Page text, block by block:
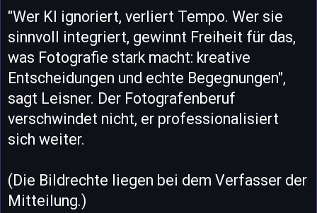
"Wer KI ignoriert, verliert Tempo. Wer sie
sinnvoll integriert, gewinnt Freiheit für das,
was Fotografie stark macht: kreative
Entscheidungen und echte Begegnungen",
sagt Leisner. Der Fotografenberuf
verschwindet nicht, er professionalisiert
sich weiter.
(Die Bildrechte liegen bei dem Verfasser der
Mitteilung.)